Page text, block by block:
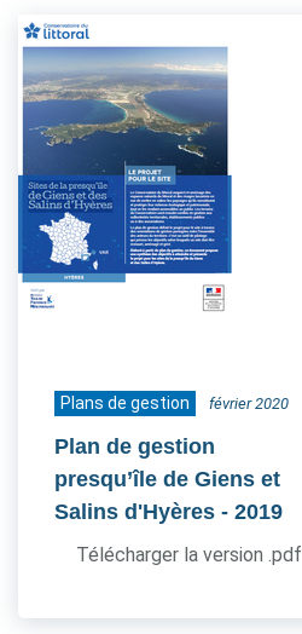
Plans de gestion février 2020
Plan de gestion
presqu’île de Giens et
Salins d'Hyères - 2019
Télécharger la version .pdf